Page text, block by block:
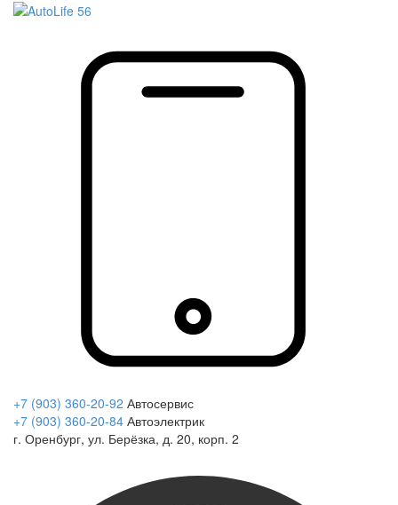
+7 (903) 360-20-92 Автосервис
+7 (903) 360-20-84 Автоэлектрик
г. Оренбург, ул. Берёзка, д. 20, корп. 2